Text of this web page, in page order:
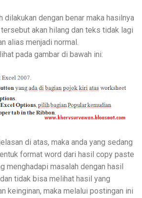
dilakukan dengan benar maka hasilnya
akan hilang dan teks tidak lagi
alias menjadi normal.
pada gambar di bawah ini:
di atas, maka anda yang sedang
format word dari hasil copy paste
menghadapi masalah dengan hasil
tidak bisa melihat hasil yang
keinginan, maka melalui postingan ini